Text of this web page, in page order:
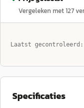
Vergeleken met127
Laatst gecontroleerd:
Specificaties